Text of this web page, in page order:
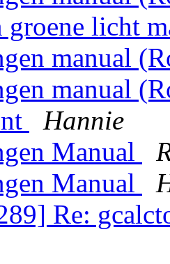
groene licht
manual
manual
Hannie
Manual
Manual
Re: